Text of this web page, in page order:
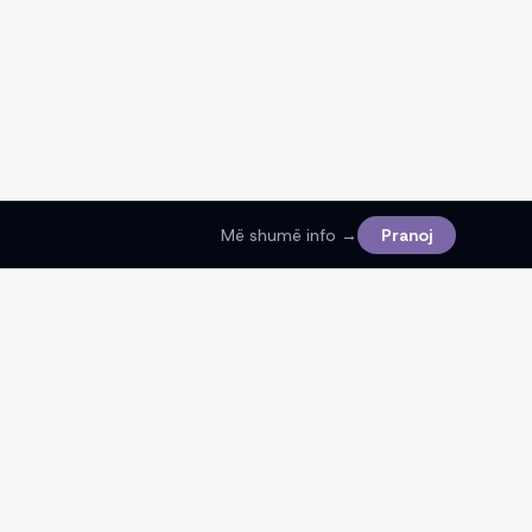
Më shumë info → Pranoj